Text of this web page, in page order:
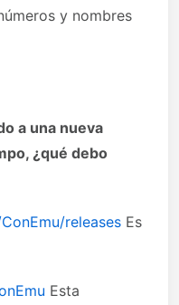
y nombres
a una nueva
¿qué debo
releases Es
Esta